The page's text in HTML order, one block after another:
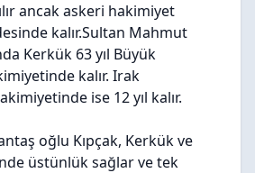
ancak askeri hakimiyet
kalır.Sultan Mahmut
Kerkük 63 yıl Büyük
kalır. Irak
ise 12 yıl kalır.
oğlu Kıpçak, Kerkük ve
üstünlük sağlar ve tek